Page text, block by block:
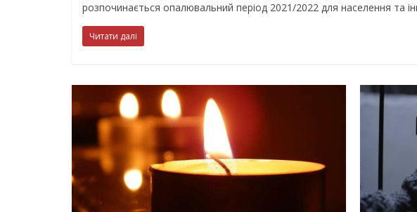
розпочинається опалювальний період 2021/2022 для населення та
Читати далі